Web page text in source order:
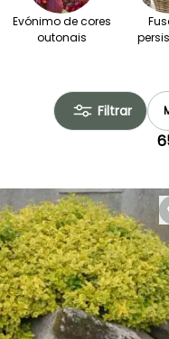
Evónimo de cores
outonais
Filtrar